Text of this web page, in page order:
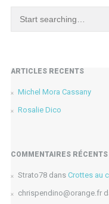
ARTICLES RÉCENTS
Michel Mora Cassany
Rosalie Dico
COMMENTAIRES RÉCENTS
Strato78dans Crottes au
chrispendino@orange.fr